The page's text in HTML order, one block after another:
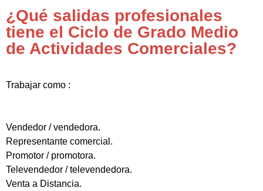
¿Qué salidas profesionales
tiene el Ciclo de Grado Medio
de Actividades Comerciales?
Trabajar como :
Vendedor / vendedora.
Representante comercial.
Promotor / promotora.
Televendedor / televendedora.
Venta a Distancia.